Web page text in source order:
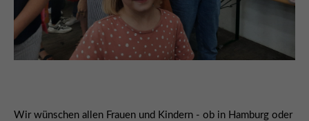
Wir wünschen allen Frauen und Kindern - ob in Hamburg oder